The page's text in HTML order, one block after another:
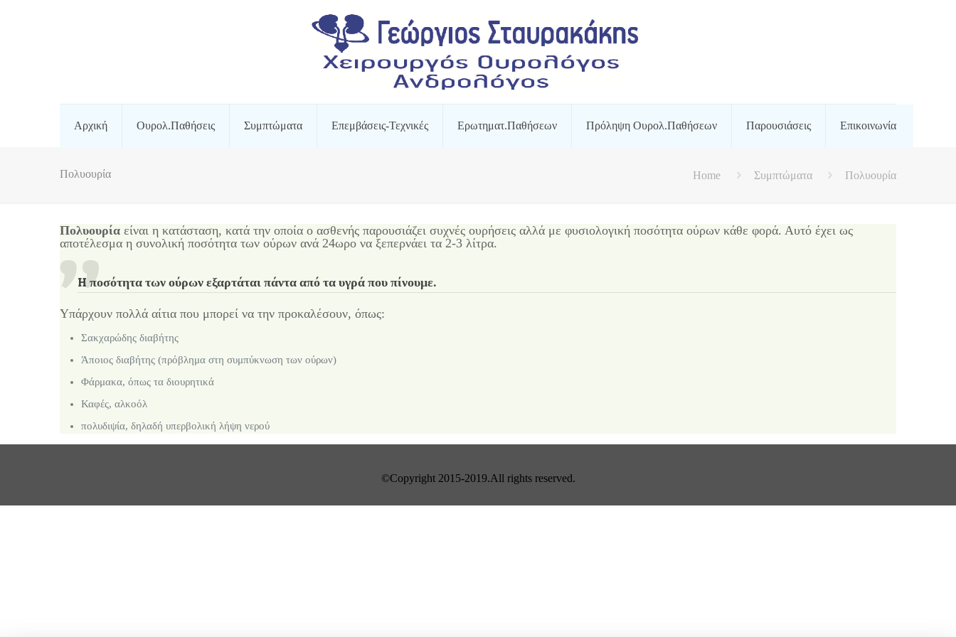
Αρχική Ουρολ.Παθήσεις Συμπτώματα Επεμβάσεις-Τεχνικές Ερωτηματ.Παθήσεων Πρόληψη Ουρολ.Παθήσεων Παρουσιάσεις Επικοινωνία
Πολυουρία Home Συμπτώματα Πολυουρία
Πολυουρία είναι η κατάσταση, κατά την οποία ο ασθενής παρουσιάζει συχνές ουρήσεις αλλά με φυσιολογική ποσότητα ούρων κάθε φορά. Αυτό έχει ως
αποτέλεσμα η συνολική ποσότητα των ούρων ανά 24ωρο να ξεπερνάει τα 2-3 λίτρα.
H ποσότητα των ούρων εξαρτάται πάντα από τα υγρά που πίνουμε.
Υπάρχουν πολλά αίτια που μπορεί να την προκαλέσουν, όπως:
Σακχαρώδης διαβήτης
Άποιος διαβήτης (πρόβλημα στη συμπύκνωση των ούρων)
Φάρμακα, όπως τα διουρητικά
Καφές, αλκοόλ
πολυδιψία, δηλαδή υπερβολική λήψη νερού
©Copyright 2015-2019.All rights reserved.